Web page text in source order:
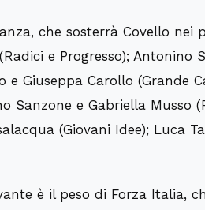
che sosterrà Covello nei
e Progresso); Antonino
e Giuseppa Carollo (Grande
Sanzone e Gabriella Musso
(Giovani Idee); Luca
è il peso di Forza Italia,